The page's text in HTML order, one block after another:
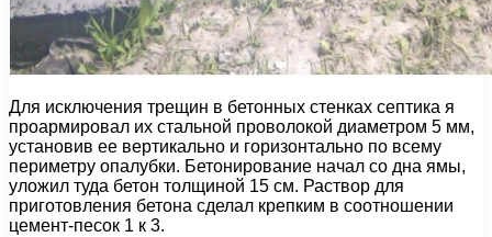
Для исключения трещин в бетонных стенках септика я
проармировал их стальной проволокой диаметром 5 мм,
установив ее вертикально и горизонтально по всему
периметру опалубки. Бетонирование начал со дна ямы,
уложил туда бетон толщиной 15 см. Раствор для
приготовления бетона сделал крепким в соотношении
цемент-песок 1 к 3.